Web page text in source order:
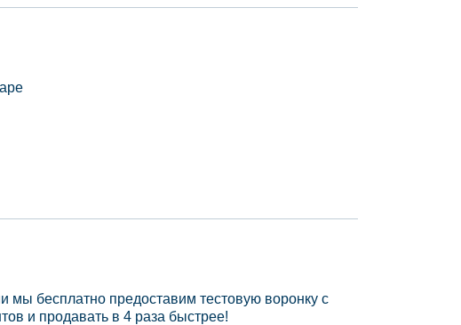
бесплатно предоставим тестовую воронку с
и продавать в 4 раза быстрее!